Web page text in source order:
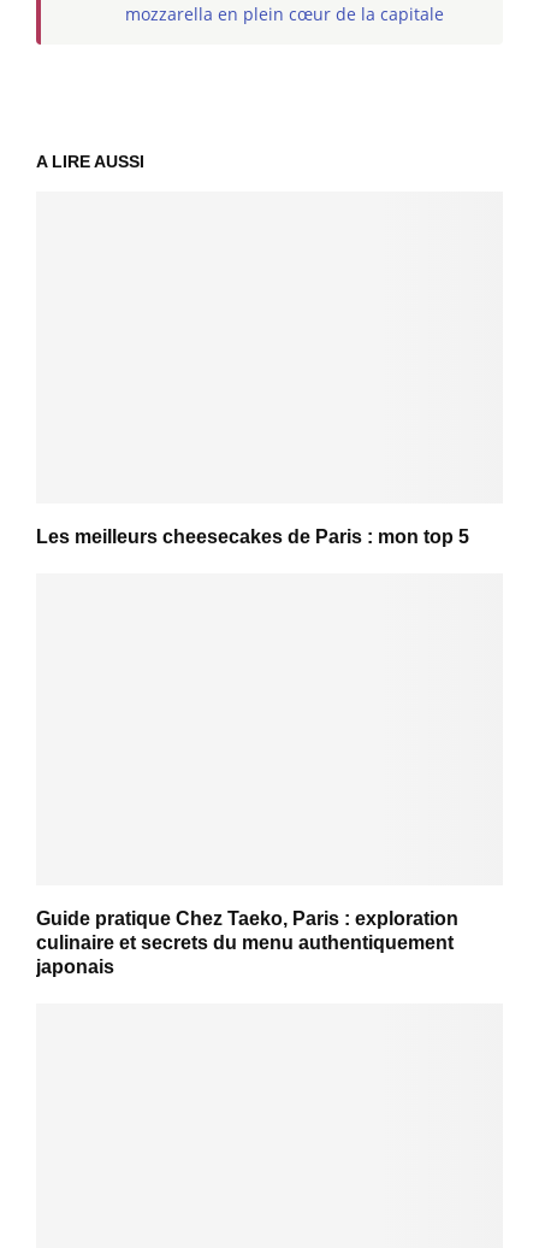
mozzarella en plein cœur de la capitale
A LIRE AUSSI
Les meilleurs cheesecakes de Paris : mon top 5
Guide pratique Chez Taeko, Paris : exploration
culinaire et secrets du menu authentiquement
japonais